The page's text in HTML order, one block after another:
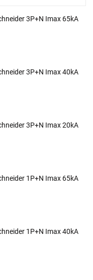
3P+N Imax 65kA
3P+N Imax 40kA
3P+N Imax 20kA
1P+N Imax 65kA
1P+N Imax 40kA